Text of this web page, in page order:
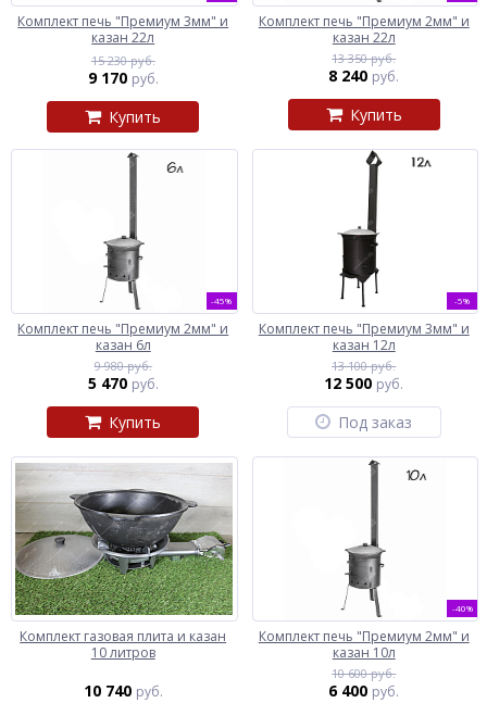
Комплект печь "Премиум 3мм" и
казан 22л
15 230 руб.
9 170 руб.
Купить
Комплект печь "Премиум 2мм" и
казан 22л
13 350 руб.
8 240 руб.
Купить
-45%
Комплект печь "Премиум 2мм" и
казан 6л
9 980 руб.
5 470 руб.
Купить
-5%
Комплект печь "Премиум 3мм" и
казан 12л
13 100 руб.
12 500 руб.
Под заказ
Комплект газовая плита и казан
10 литров
10 740 руб.
-40%
Комплект печь "Премиум 2мм" и
казан 10л
10 600 руб.
6 400 руб.